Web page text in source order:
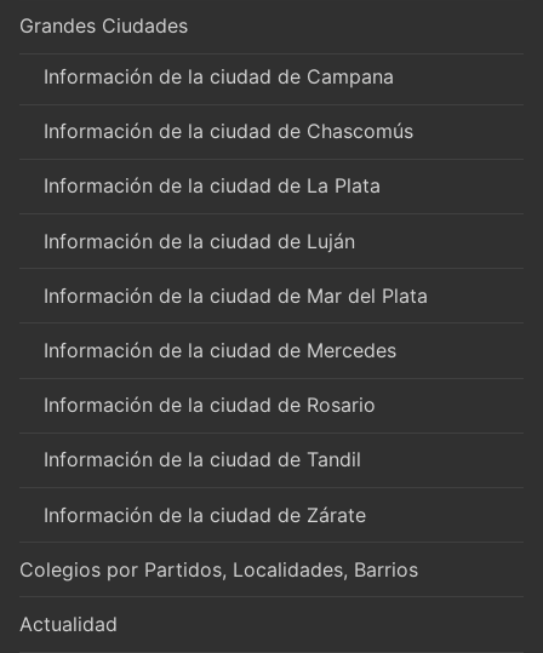
Grandes Ciudades
Información de la ciudad de Campana
Información de la ciudad de Chascomús
Información de la ciudad de La Plata
Información de la ciudad de Luján
Información de la ciudad de Mar del Plata
Información de la ciudad de Mercedes
Información de la ciudad de Rosario
Información de la ciudad de Tandil
Información de la ciudad de Zárate
Colegios por Partidos, Localidades, Barrios
Actualidad